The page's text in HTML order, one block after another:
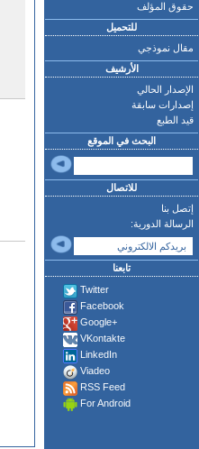
حقوق المؤلف
للتحميل
مقال نموذجي
الأرشيف
الإصدار الحالي
إصدارات سابقة
قيد الطبع
البحث في الموقع
للاتصال
إتصل بنا
الرسالة الدورية:
تابعنا
Twitter
Facebook
Google+
VKontakte
LinkedIn
Viadeo
RSS Feed
For Android